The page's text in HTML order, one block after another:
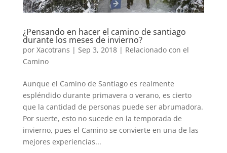
¿Pensando en hacer el camino de santiago
durante los meses de invierno?
por Xacotrans | Sep 3, 2018| Relacionado con el
Camino
Aunque el Camino de Santiago es realmente
espléndido durante primavera o verano, es cierto
que la cantidad de personas puede ser abrumadora.
Por suerte, esto no sucede en la temporada de
invierno, pues el Camino se convierte en una de las
mejores experiencias...